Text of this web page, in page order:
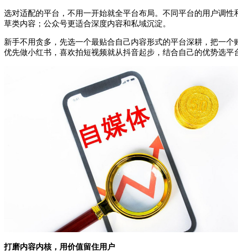
选对适配的平台，不用一开始就全平台布局。不同平台的用户调性
草类内容；公众号更适合深度内容和私域沉淀。
新手不用贪多，先选一个最贴合自己内容形式的平台深耕，把一
优先做小红书，喜欢拍短视频就从抖音起步，结合自己的优势选平
打磨内容内核，用价值留住用户